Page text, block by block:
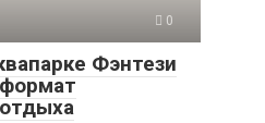
0
Фэнтези